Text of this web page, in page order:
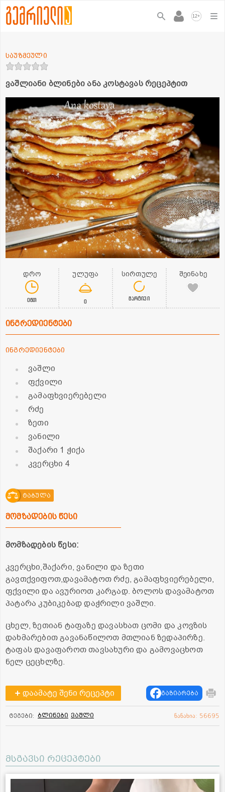
12+
ვაშლიანი ბლინები ანა კოსტავას რეცეპტით
საუზმეული
დრო
0წთ
ულუფა
0
სირთულე
მარტივი
შეინახე
ინგრედიენტები
ინგრედიენტები
ვაშლი
ფქვილი
გამაფხვიერებელი
რძე
ზეთი
ვანილი
შაქარი 1 ჭიქა
კვერცხი 4
ტაბულა
მომზადების წესი
მომზადების წესი:
კვერცხი,შაქარი, ვანილი და ზეთი
გავთქვიფოთ,დავამატოთ რძე, გამაფხვიერებელი,
ფქვილი და ავურიოთ კარგად. ბოლოს დავამატოთ
პატარა კუბიკებად დაჭრილი ვაშლი.
ცხელ, ზეთიან ტაფაზე დავასხათ ცომი და კოვზის
დახმარებით გავანაწილოთ მთლიან ზედაპირზე.
ტაფას დავაფაროთ თავსახური და გამოვაცხოთ
ნელ ცეცხლზე.
დაამატე შენი რეცეპტი გაზიარება
ტეგები: ბლინები ვაშლი ნანახია: 56695
მსგავსი რეცეპტები